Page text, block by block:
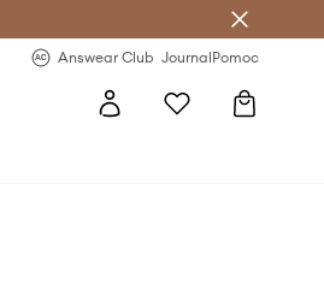
Answear Club JournalPomoc